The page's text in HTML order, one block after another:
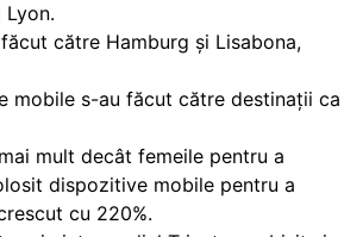
către Hamburg și Lisabona,
mobile s-au făcut către destinații ca
mult decât femeile pentru a
dispozitive mobile pentru a
cu 220%.